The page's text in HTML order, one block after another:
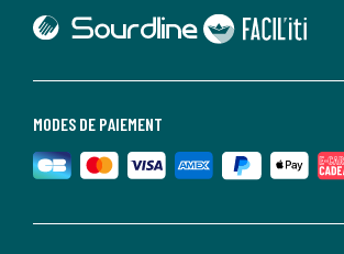
MODES DE PAIEMENT
lien vers Sourdline
lien vers Faciliti